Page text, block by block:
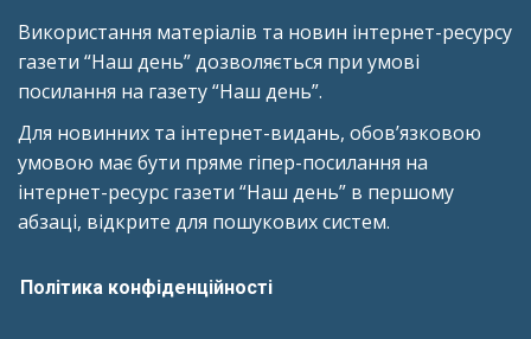
Використання матеріалів та новин інтернет-ресурсу
газети “Наш день” дозволяється при умові
посилання на газету “Наш день”.
Для новинних та інтернет-видань, обов’язковою
умовою має бути пряме гіпер-посилання на
інтернет-ресурс газети “Наш день” в першому
абзаці, відкрите для пошукових систем.
Політика конфіденційності